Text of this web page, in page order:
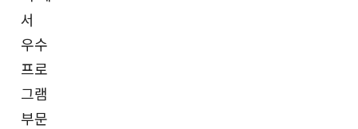
서
우수
프로
그램
부문